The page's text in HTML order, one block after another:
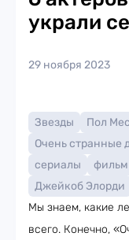
украли
29 ноября 2023
Звезды Пол
Очень странные
сериалы
фильм
Джейкоб Элорди
Мы знаем, какие
всего. Конечно,